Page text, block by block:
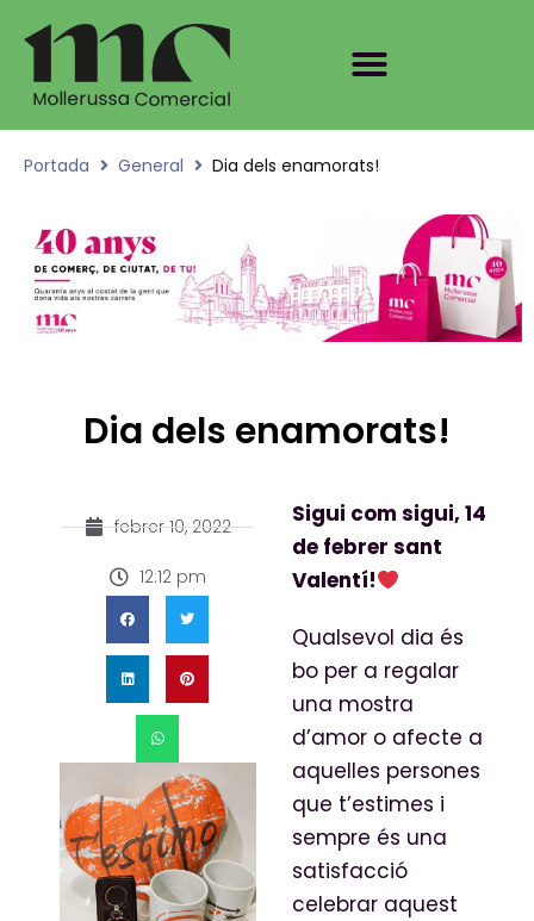
Portada General Dia dels enamorats!
Dia dels enamorats!
febrer 10, 2022
12:12 pm
Sigui com sigui, 14
de febrer sant
Valentí!
Qualsevol dia és
bo per a regalar
una mostra
d’amor o afecte a
aquelles persones
que t’estimes i
sempre és una
satisfacció
celebrar aquest